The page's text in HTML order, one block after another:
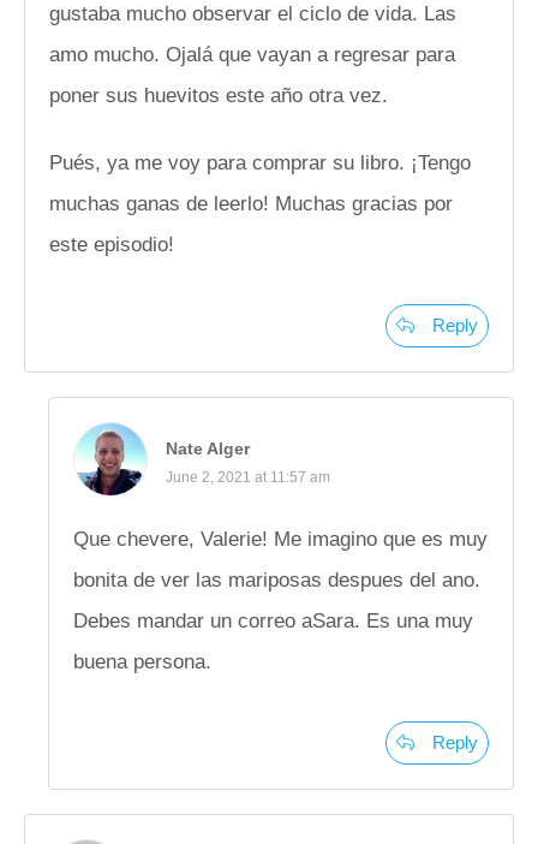
gustaba mucho observar el ciclo de vida. Las
amo mucho. Ojalá que vayan a regresar para
poner sus huevitos este año otra vez.
Pués, ya me voy para comprar su libro. ¡Tengo
muchas ganas de leerlo! Muchas gracias por
este episodio!
Reply
Nate Alger
June 2, 2021 at 11:57 am
Que chevere, Valerie! Me imagino que es muy
bonita de ver las mariposas despues del ano.
Debes mandar un correo aSara. Es una muy
buena persona.
Reply